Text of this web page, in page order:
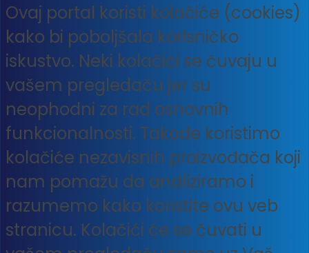
Ovaj portal koristi kolačiće (cookies)
kako bi poboljšala korisničko
iskustvo. Neki kolačići se čuvaju u
vašem pregledaču jer su
neophodni za rad osnovnih
funkcionalnosti. Takođe koristimo
kolačiće nezavisnih proizvođača koji
nam pomažu da analiziramo i
razumemo kako koristite ovu veb
stranicu. Kolačići će se čuvati u